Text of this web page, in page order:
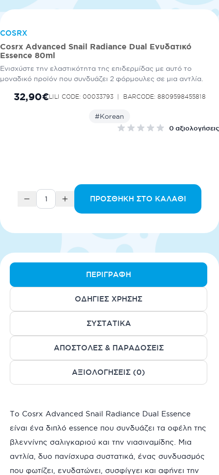
COSRX
Cosrx Advanced Snail Radiance Dual Ενυδατικό
Essence 80ml
Ενισχύστε την ελαστικότητα της επιδερμίδας με αυτό το
μοναδικό προϊόν που συνδυάζει 2 φόρμουλες σε μια αντλία.
32,90€LILI CODE: 00033793 BARCODE: 8809598455818
#Korean
0 αξιολογήσεις
ΠΡΟΣΘΉΚΗ ΣΤΟ ΚΑΛΆΘΙ
ΠΕΡΙΓΡΑΦΉ
ΟΔΗΓΊΕΣ ΧΡΉΣΗΣ
ΣΥΣΤΑΤΙΚΆ
ΑΠΟΣΤΟΛΈΣ & ΠΑΡΑΔΌΣΕΙΣ
ΑΞΙΟΛΟΓΉΣΕΙΣ (0)
Το Cosrx Advanced Snail Radiance Dual Essence
είναι ένα διπλό essence που συνδυάζει τα οφέλη της
βλεννίνης σαλιγκαριού και την νιασιναμίδης. Μια
αντλία, δυο πανίσχυρα συστατικά, ένας συνδυασμός
που φωτίζει, ενυδατώνει, συσφίγγει και αφήνει την